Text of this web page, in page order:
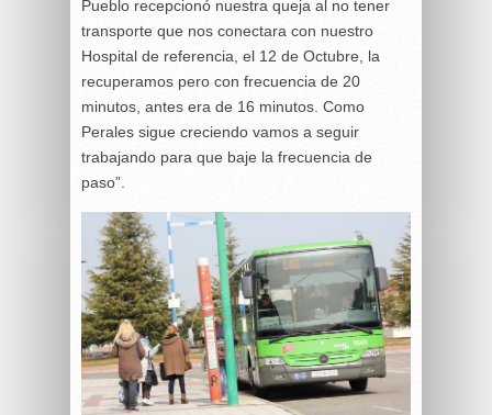
Pueblo recepcionó nuestra queja al no tener
transporte que nos conectara con nuestro
Hospital de referencia, el 12 de Octubre, la
recuperamos pero con frecuencia de 20
minutos, antes era de 16 minutos. Como
Perales sigue creciendo vamos a seguir
trabajando para que baje la frecuencia de
paso”.